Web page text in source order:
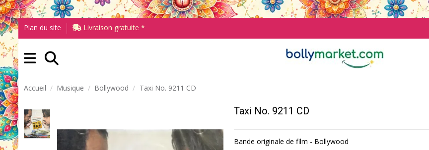
Plan du site Livraison gratuite *
Accueil Musique Bollywood Taxi No. 9211 CD
Taxi No. 9211 CD
Bande originale de film - Bollywood